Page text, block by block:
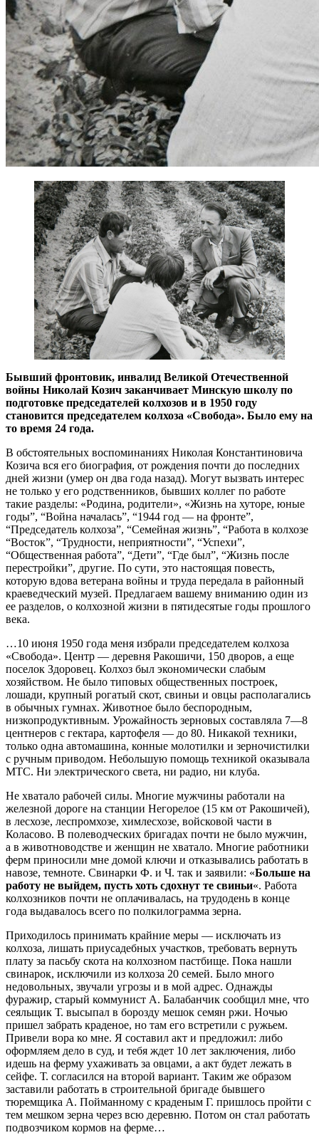
Бывший фронтовик, инвалид Великой Отечественной
войны Николай Козич заканчивает Минскую школу по
подготовке председателей колхозов и в 1950 году
становится председателем колхоза «Свобода». Было ему на
то время 24 года.
В обстоятельных воспоминаниях Николая Константиновича
Козича вся его биография, от рождения почти до последних
дней жизни (умер он два года назад). Могут вызвать интерес
не только у его родственников, бывших коллег по работе
такие разделы: «Родина, родители», «Жизнь на хуторе, юные
годы”, “Война началась”, “1944 год — на фронте”,
“Председатель колхоза”, “Семейная жизнь”, “Работа в колхозе
“Восток”, “Трудности, неприятности”, “Успехи”,
“Общественная работа”, “Дети”, “Где был”, “Жизнь после
перестройки”, другие. По сути, это настоящая повесть,
которую вдова ветерана войны и труда передала в районный
краеведческий музей. Предлагаем вашему вниманию один из
ее разделов, о колхозной жизни в пятидесятые годы прошлого
века.
…10 июня 1950 года меня избрали председателем колхоза
«Свобода». Центр — деревня Ракошичи, 150 дворов, а еще
поселок Здоровец. Колхоз был экономически слабым
хозяйством. Не было типовых общественных построек,
лошади, крупный рогатый скот, свиньи и овцы располагались
в обычных гумнах. Животное было беспородным,
низкопродуктивным. Урожайность зерновых составляла 7—8
центнеров с гектара, картофеля — до 80. Никакой техники,
только одна автомашина, конные молотилки и зерночистилки
с ручным приводом. Небольшую помощь техникой оказывала
МТС. Ни электрического света, ни радио, ни клуба.
Не хватало рабочей силы. Многие мужчины работали на
железной дороге на станции Негорелое (15 км от Ракошичей),
в лесхозе, леспромхозе, химлесхозе, войсковой части в
Коласово. В полеводческих бригадах почти не было мужчин,
а в животноводстве и женщин не хватало. Многие работники
ферм приносили мне домой ключи и отказывались работать в
навозе, темноте. Свинарки Ф. и Ч. так и заявили: «Больше на
работу не выйдем, пусть хоть сдохнут те свиньи«. Работа
колхозников почти не оплачивалась, на трудодень в конце
года выдавалось всего по полкилограмма зерна.
Приходилось принимать крайние меры — исключать из
колхоза, лишать приусадебных участков, требовать вернуть
плату за пасьбу скота на колхозном пастбище. Пока нашли
свинарок, исключили из колхоза 20 семей. Было много
недовольных, звучали угрозы и в мой адрес. Однажды
фуражир, старый коммунист А. Балабанчик сообщил мне, что
сеяльщик Т. высыпал в борозду мешок семян ржи. Ночью
пришел забрать краденое, но там его встретили с ружьем.
Привели вора ко мне. Я составил акт и предложил: либо
оформляем дело в суд, и тебя ждет 10 лет заключения, либо
идешь на ферму ухаживать за овцами, а акт будет лежать в
сейфе. Т. согласился на второй вариант. Таким же образом
заставили работать в строительной бригаде бывшего
тюремщика А. Пойманному с краденым Г. пришлось пройти с
тем мешком зерна через всю деревню. Потом он стал работать
подвозчиком кормов на ферме…